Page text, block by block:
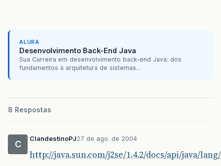
ALURA
Desenvolvimento Back-End Java
Sua Carreira em desenvolvimento back-end Java: dos
fundamentos à arquitetura de sistemas...
8 Respostas
C
ClandestinoPJ27 de ago. de 2004
http://java.sun.com/j2se/1.4.2/docs/api/java/